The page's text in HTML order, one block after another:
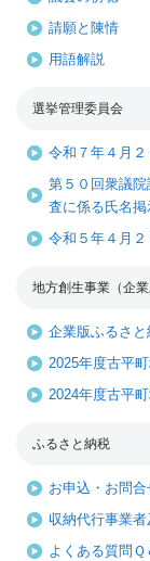
請願と陳情
用語解説
選挙管理委員会
令和７年４月
第５０回衆議
査に係る氏名
令和５年４月
地方創生事業（企
企業版ふるさと
2025年度古平
2024年度古平
ふるさと納税
お申込・お問合
収納代行事業
よくある質問Ｑ